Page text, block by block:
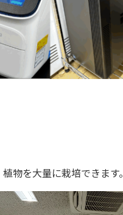
物を大量に栽培できます